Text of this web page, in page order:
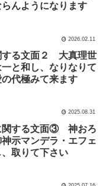
らんようになります
2026.02.11
する文面２ 大真理世
と和し、なりなりて
の代極みて来ます
2025.08.31
関する文面③ 神おろ
示マンデラ・エフェ
取りて下さい